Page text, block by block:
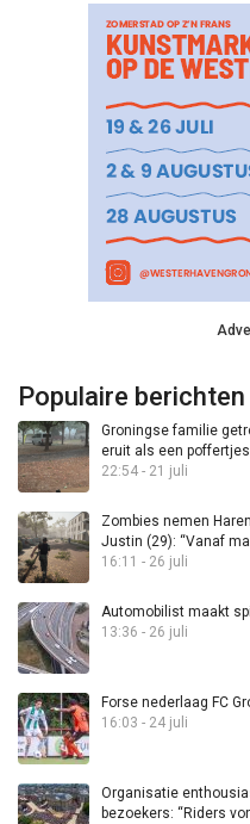
Populaire berichten
Groningse familie
eruit als een
22:54 - 21 juli
Zombies nemen
Justin (29): “Vanaf
16:11 - 26 juli
Automobilist maakt
13:36 - 26 juli
Forse nederlaag FC
16:03 - 24 juli
Organisatie
bezoekers: “Riders